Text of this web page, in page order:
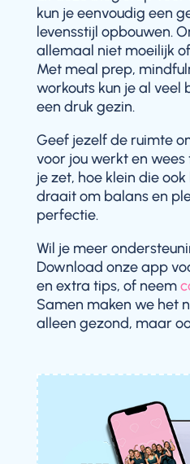
kun je eenvoudig een
levensstijl opbouwen.
allemaal niet moeilijk
Met meal prep,
workouts kun je al veel
een druk gezin.
Geef jezelf de ruimte
voor jou werkt en
je zet, hoe klein die
draait om balans en
perfectie.
Wil je meer
Download onze app
en extra tips, of neem
Samen maken we het
alleen gezond, maar